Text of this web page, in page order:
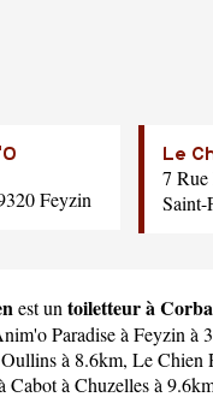
Feyzin
Le
7
Saint-
est untoiletteur à
Paradiseà Feyzin à
à 8.6km, Le Chien
Cabotà Chuzelles à